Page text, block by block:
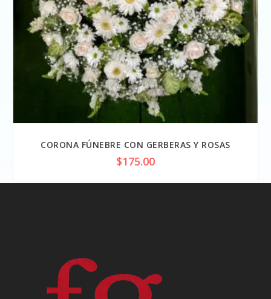
CORONA FÚNEBRE CON GERBERAS Y ROSAS
$175.00